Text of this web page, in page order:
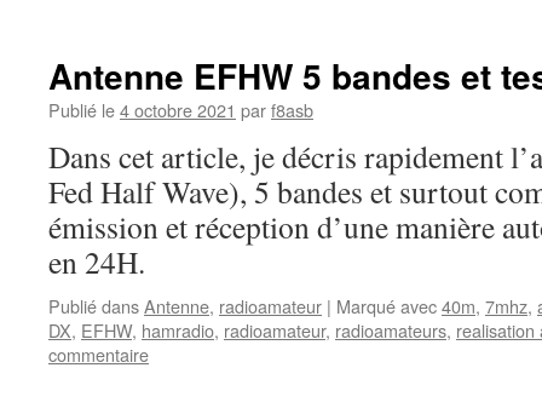
Antenne EFHW 5 bandes et
Publié le4 octobre 2021 parf8asb
Dans cet article, je décris rapidement
Fed Half Wave), 5 bandes et surtout
émission et réception d’une manière
en 24H.
Publié dansAntenne, radioamateur | Marqué avec40m, 7mhz,
DX, EFHW, hamradio, radioamateur, radioamateurs, realisation
commentaire